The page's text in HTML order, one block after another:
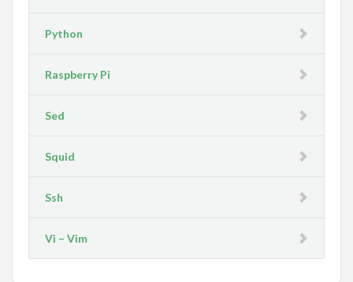
Python
Raspberry Pi
Sed
Squid
Ssh
Vi – Vim